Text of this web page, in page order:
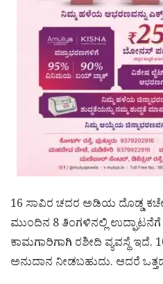
16 ಸಾವಿರ ಚದರ ಅಡಿಯ ದೊಡ್ಡ
ಮುಂದಿನ 8 ತಿಂಗಳಿನಲ್ಲಿ ಉದ್ಘಾಟನೆಗೆ
ಕಾಮಗಾರಿಗಾಗಿ ರಶೀದಿ ವ್ಯವಸ್ಥೆ ಇದೆ.
ಅನುದಾನ ನೀಡಬಹುದು. ಆದರೆ